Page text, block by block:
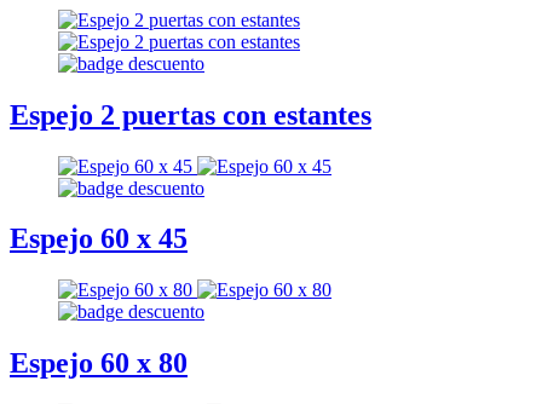
Espejo 2 puertas con estantes
Espejo 60 x 45
Espejo 60 x 80